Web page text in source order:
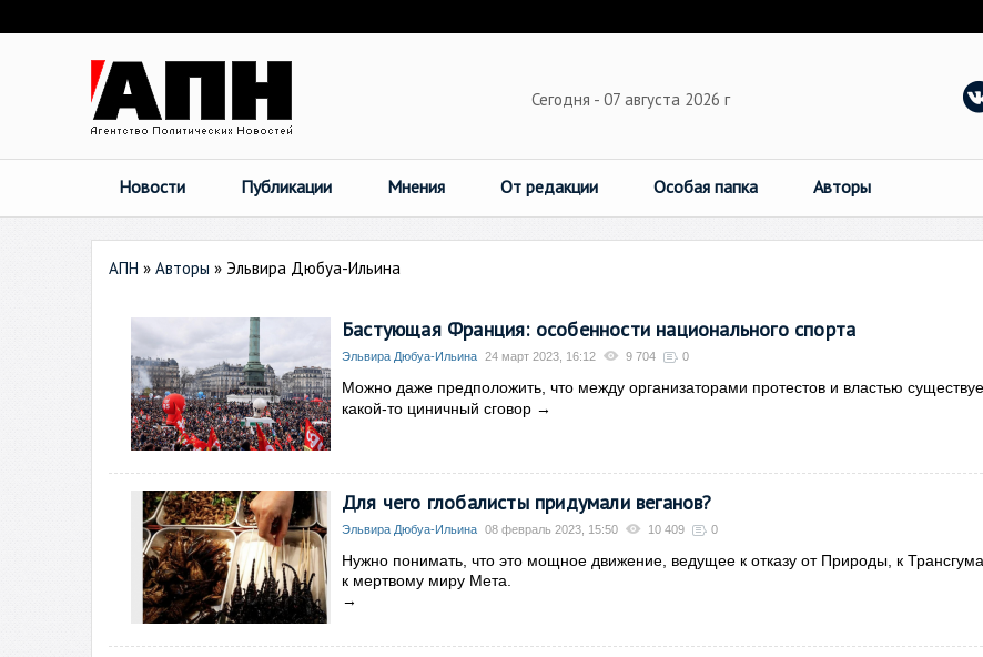
Сегодня - 07 августа 2026 г
Новости Публикации Мнения От редакции Особая папка Авторы
АПН » Авторы » Эльвира Дюбуа-Ильина
Бастующая Франция: особенности национального спорта
Эльвира Дюбуа-Ильина 24 март 2023, 16:12 9 704 0
Можно даже предположить, что между организаторами протестов и властью
какой-то циничный сговор →
Для чего глобалисты придумали веганов?
Эльвира Дюбуа-Ильина 08 февраль 2023, 15:50 10 409 0
Нужно понимать, что это мощное движение, ведущее к отказу от Природы, к
к мертвому миру Мета.
→